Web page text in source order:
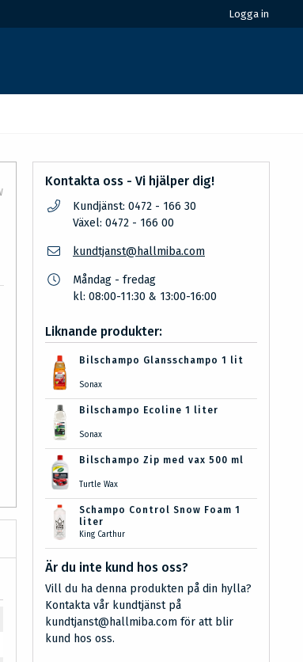
Logga in
Kontakta oss - Vi hjälper dig!
Kundjänst: 0472 - 166 30
Växel: 0472 - 166 00
kundtjanst@hallmiba.com
Måndag - fredag
kl: 08:00-11:30 & 13:00-16:00
Liknande produkter:
Bilschampo Glansschampo 1 lit
Sonax
Bilschampo Ecoline 1 liter
Sonax
Bilschampo Zip med vax 500 ml
Turtle Wax
Schampo Control Snow Foam 1
liter
King Carthur
Är du inte kund hos oss?
Vill du ha denna produkten på din hylla?
Kontakta vår kundtjänst på
kundtjanst@hallmiba.com för att blir
kund hos oss.